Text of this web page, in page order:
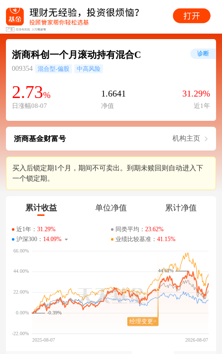
浙商科创一个月滚动持有混合C
009354 混合型-偏股 中高风险
2.73%
日涨幅08-07
1.6641
净值
31.29%
近1年
诊断
浙商基金财富号 机构主页
买入后锁定期1个月，期间不可卖出。到期未赎回则自动进入下
一个锁定期。
累计收益 单位净值 累计净值
近1年： 31.29% 同类平均： 23.62%
沪深300： 14.09% 业绩比较基准： 41.15%
-0.39%
44.62%